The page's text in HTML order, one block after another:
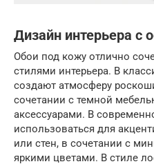
Дизайн интерьера с
Обои под кожу отлично
стилями интерьера. В
создают атмосферу
сочетании с темной
аксессуарами. В
использоваться для
или стен, в сочетании с
яркими цветами. В стиле